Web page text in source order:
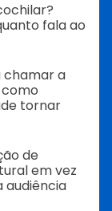
fala ao
chamar a
tornar
de
em vez
audiência